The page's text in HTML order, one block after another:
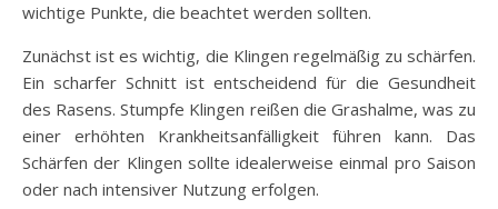
wichtige Punkte, die beachtet werden sollten.
Zunächst ist es wichtig, die Klingen regelmäßig zu schärfen.
Ein scharfer Schnitt ist entscheidend für die Gesundheit
des Rasens. Stumpfe Klingen reißen die Grashalme, was zu
einer erhöhten Krankheitsanfälligkeit führen kann. Das
Schärfen der Klingen sollte idealerweise einmal pro Saison
oder nach intensiver Nutzung erfolgen.